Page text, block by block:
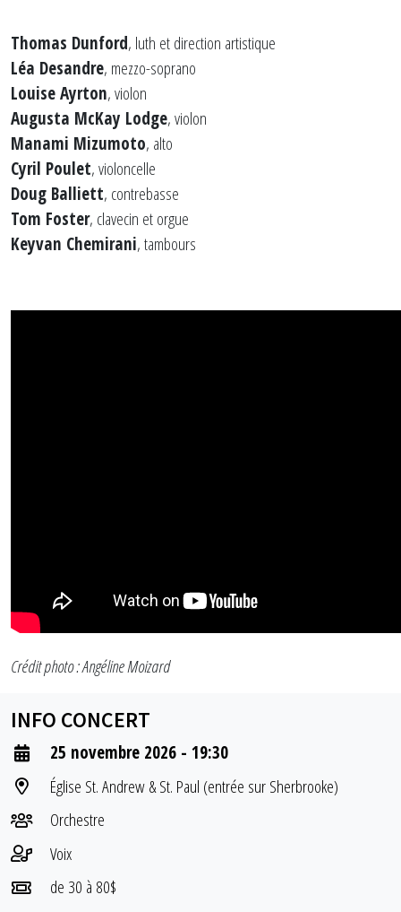
Thomas Dunford, luth et direction artistique
Léa Desandre, mezzo-soprano
Louise Ayrton, violon
Augusta McKay Lodge, violon
Manami Mizumoto, alto
Cyril Poulet, violoncelle
Doug Balliett, contrebasse
Tom Foster, clavecin et orgue
Keyvan Chemirani, tambours
Crédit photo : Angéline Moizard
INFO CONCERT
25 novembre 2026 - 19:30
Église St. Andrew & St. Paul (entrée sur Sherbrooke)
Orchestre
Voix
de 30 à 80$